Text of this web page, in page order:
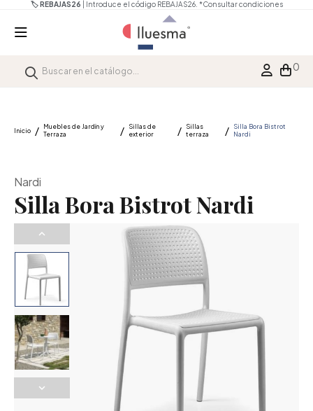
🏷️ REBAJAS26 | Introduce el código REBAJAS26. *Consultar condiciones
0
Inicio
Muebles de Jardín y
Terraza
Sillas de
exterior
Sillas
terraza
Silla Bora Bistrot
Nardi
Nardi
Silla Bora Bistrot Nardi